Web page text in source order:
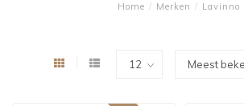
Home / Merken / Lavinno